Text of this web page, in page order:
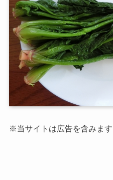
※当サイトは広告を含みます